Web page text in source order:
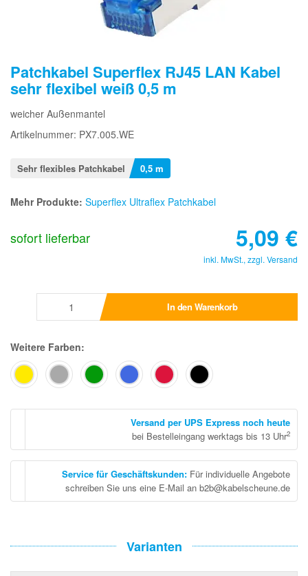
Patchkabel Superflex RJ45 LAN Kabel
sehr flexibel weiß 0,5 m
weicher Außenmantel
Artikelnummer: PX7.005.WE
Sehr flexibles Patchkabel 0,5 m
Mehr Produkte: Superflex Ultraflex Patchkabel
sofort lieferbar 5,09 €
inkl. MwSt., zzgl. Versand
In den Warenkorb
Weitere Farben:
Versand per UPS Express noch heute
bei Bestelleingang werktags bis 13 Uhr2
Service für Geschäftskunden: Für individuelle Angebote
schreiben Sie uns eine E-Mail an b2b@kabelscheune.de
Varianten